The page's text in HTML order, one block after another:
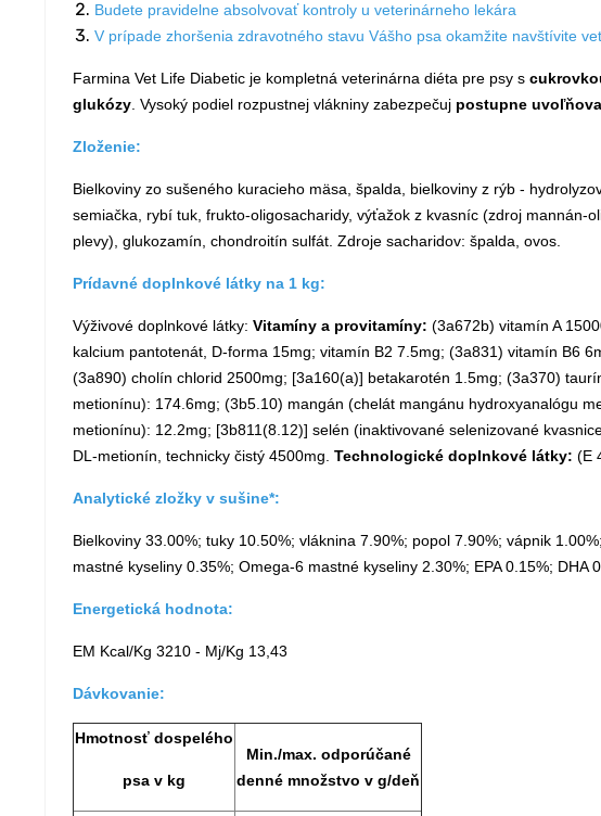
Budete pravidelne absolvovať kontroly u veterinárneho lekára
V prípade zhoršenia zdravotného stavu Vášho psa okamžite navštívite
Farmina Vet Life Diabetic je kompletná veterinárna diéta pre psy s
glukózy . Vysoký podiel rozpustnej vlákniny zabezpečuj postupne
Zloženie:
Bielkoviny zo sušeného kuracieho mäsa, špalda, bielkoviny z rýb -
semiačka, rybí tuk, frukto-oligosacharidy, výťažok z kvasníc (zdroj
plevy), glukozamín, chondroitín sulfát. Zdroje sacharidov: špalda, ovos.
Prídavné doplnkové látky na 1 kg:
Výživové doplnkové látky: Vitamíny a provitamíny: (3a672b) vitamín A
kalcium pantotenát, D-forma 15mg; vitamín B2 7.5mg; (3a831) vitamín B6
(3a890) cholín chlorid 2500mg; [3a160(a)] betakarotén 1.5mg; (3a370)
metionínu): 174.6mg; (3b5.10) mangán (chelát mangánu hydroxyanalógu
metionínu): 12.2mg; [3b811(8.12)] selén (inaktivované selenizované
DL-metionín, technicky čistý 4500mg. Technologické doplnkové látky: (E
Analytické zložky v sušine*:
Bielkoviny 33.00%; tuky 10.50%; vláknina 7.90%; popol 7.90%; vápnik
mastné kyseliny 0.35%; Omega-6 mastné kyseliny 2.30%; EPA 0.15%; DHA
Energetická hodnota:
EM Kcal/Kg 3210 - Mj/Kg 13,43
Dávkovanie:
Hmotnosť dospelého
psa v kg
Min./max. odporúčané
denné množstvo v g/deň